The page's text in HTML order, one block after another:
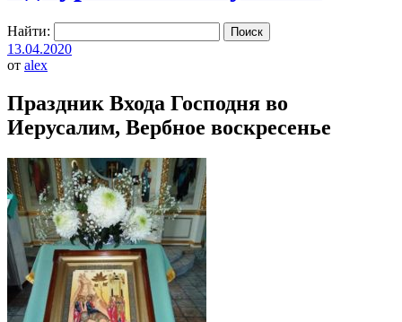
Найти:
13.04.2020
от alex
Праздник Входа Господня во
Иерусалим, Вербное воскресенье